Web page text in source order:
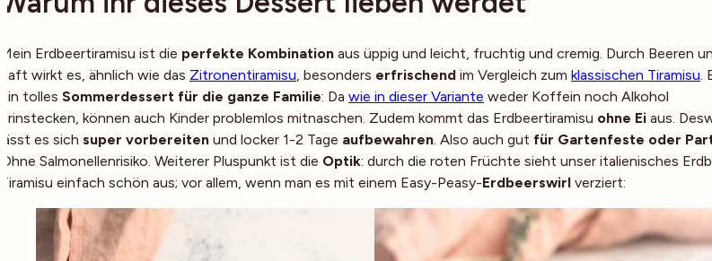
Mein Erdbeertiramisu ist die perfekte Kombination aus üppig und leicht, fruchtig und cremig. Durch Beeren
Saft wirkt es, ähnlich wie das Zitronentiramisu, besonders erfrischend im Vergleich zum klassischen Tiramisu.
ein tolles Sommerdessert für die ganze Familie: Da wie in dieser Variante weder Koffein noch Alkohol
drinstecken, können auch Kinder problemlos mitnaschen. Zudem kommt das Erdbeertiramisu ohne Ei aus.
lässt es sich super vorbereiten und locker 1-2 Tage aufbewahren. Also auch gut für Gartenfeste oder
Ohne Salmonellenrisiko. Weiterer Pluspunkt ist die Optik: durch die roten Früchte sieht unser italienisches
Tiramisu einfach schön aus; vor allem, wenn man es mit einem Easy-Peasy-Erdbeerswirl verziert: